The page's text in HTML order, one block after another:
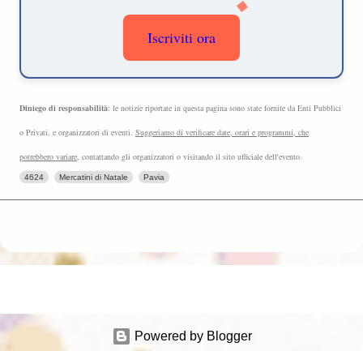
Iscriviti ora
Diniego di responsabilità: le notizie riportate in questa pagina sono state fornite da Enti Pubblici
o Privati, e organizzatori di eventi. Suggeriamo di verificare date, orari e programmi, che
potrebbero variare, contattando gli organizzatori o visitando il sito ufficiale dell'evento.
4624 Mercatini di Natale Pavia
Powered by Blogger